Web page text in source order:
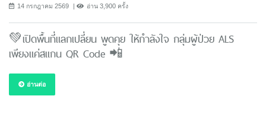
14 กรกฎาคม 2569 อ่าน 3,900 ครั้ง
💚เปิดพื้นที่แลกเปลี่ยน พูดคุย ให้กำลังใจ กลุ่มผู้ป่วย ALS
เพียงแค่สแกน QR Code 📲
อ่านต่อ